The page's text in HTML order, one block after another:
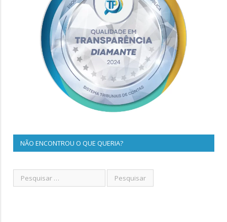
NÃO ENCONTROU O QUE QUERIA?